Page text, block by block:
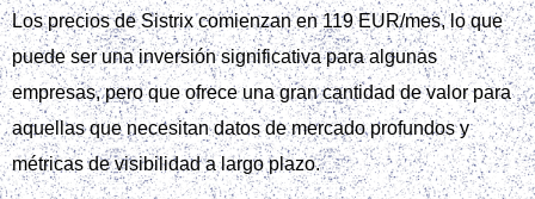
Los precios de Sistrix comienzan en 119 EUR/mes, lo que
puede ser una inversión significativa para algunas
empresas, pero que ofrece una gran cantidad de valor para
aquellas que necesitan datos de mercado profundos y
métricas de visibilidad a largo plazo.